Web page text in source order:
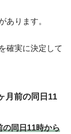
あります。
確実に決定して
月前の同日11
の同日11時から